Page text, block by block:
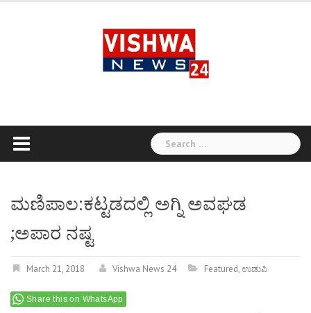
Search
for:
ಮಣಿಪಾಲ:ಕಟ್ಟಡದಲ್ಲಿ ಅಗ್ನಿ ಅವಘಡ
;ಅಪಾರ ನಷ್ಟ
March 21, 2018 Vishwa News 24 Featured,ಉಡುಪಿ
Share this on WhatsApp